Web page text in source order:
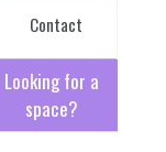
Contact